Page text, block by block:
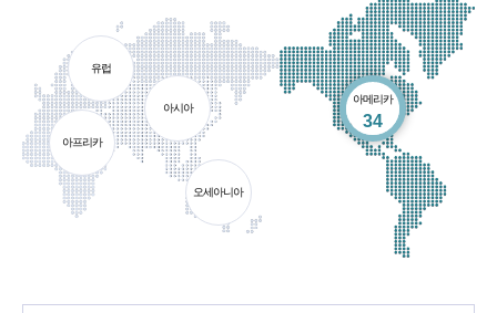
아메리카
34
개소
유럽
아프리카
아시아
오세아니아